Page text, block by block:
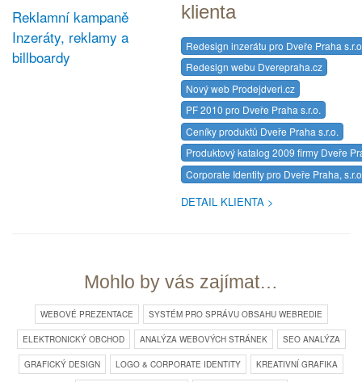
Reklamní kampaně
Inzeráty, reklamy a
billboardy
klienta
Redesign inzerátu pro Dveře Praha
Redesign webu Dverepraha.cz
Nový web Prodejdveri.cz
PF 2010 pro Dveře Praha s.r.o.
Ceníky produktů Dveře Praha s.r.o.
Produktový katalog 2009 firmy Dveře
Corporate Identity pro Dveře Praha,
DETAIL KLIENTA
Mohlo by vás zajímat…
WEBOVÉ PREZENTACE SYSTÉM PRO SPRÁVU OBSAHU WEBREDIE
ELEKTRONICKÝ OBCHOD ANALÝZA WEBOVÝCH STRÁNEK SEO ANALÝZA
GRAFICKÝ DESIGN LOGO & CORPORATE IDENTITY KREATIVNÍ GRAFIKA